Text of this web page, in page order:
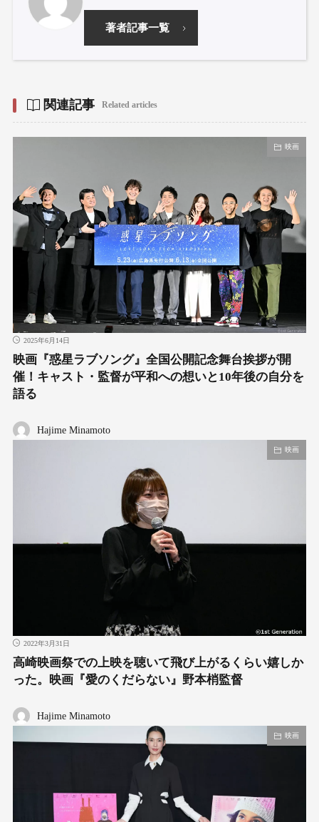
著者記事一覧
関連記事 Related articles
映画
2025年6月14日
映画『惑星ラブソング』全国公開記念舞台挨拶が開
催！キャスト・監督が平和への想いと10年後の自分を
語る
Hajime Minamoto
映画
2022年3月31日
高崎映画祭での上映を聴いて飛び上がるくらい嬉しか
った。映画『愛のくだらない』野本梢監督
Hajime Minamoto
映画